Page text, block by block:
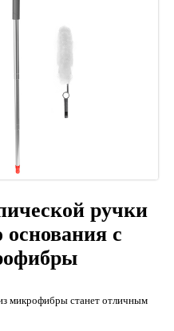
ручки
основания с
микрофибры станет отличным